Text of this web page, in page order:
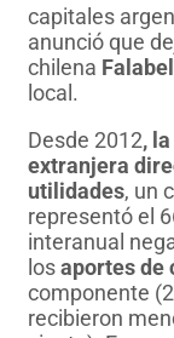
capitales
anunció que
chilena
local.
Desde 2012,
extranjera
utilidades, un
representó el
interanual
losaportes de
componente
recibieron